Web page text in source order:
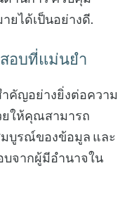
ยได้เป็นอย่างดี.
อบที่แม่นยำ
คัญอย่างยิ่งต่อความ
ยให้คุณสามารถ
บูรณ์ของข้อมูล และ
บจากผู้มีอำนาจใน